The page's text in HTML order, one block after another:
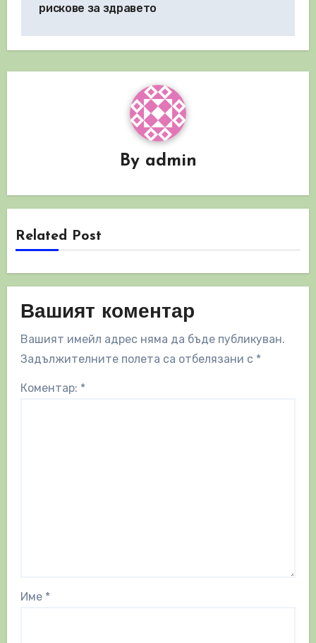
рискове за здравето
By admin
Related Post
Вашият коментар
Вашият имейл адрес няма да бъде публикуван.
Задължителните полета са отбелязани с *
Коментар: *
Име *